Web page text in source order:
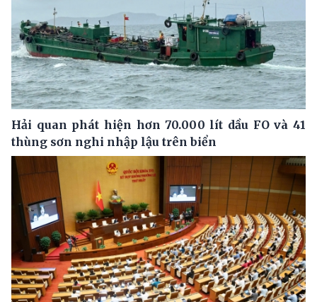
Hải quan phát hiện hơn 70.000 lít dầu FO và 41
thùng sơn nghi nhập lậu trên biển